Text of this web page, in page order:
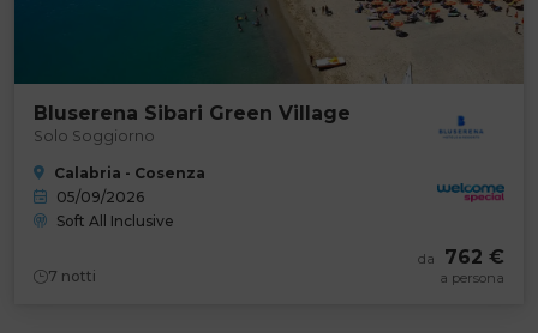
Bluserena Sibari Green Village
Solo Soggiorno
Calabria - Cosenza
05/09/2026
Soft All Inclusive
7 notti
da 762 €
a persona